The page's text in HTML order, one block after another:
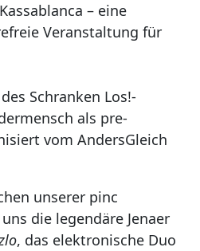
– eine
Veranstaltung für
Schranken Los!-
als pre-
vom AndersGleich
unserer pinc
die legendäre Jenaer
, das elektronische Duo